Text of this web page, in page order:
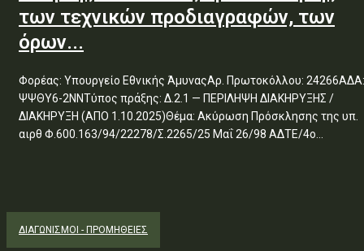
των τεχνικών προδιαγραφών, των
όρων...
Φορέας: Υπουργείο Εθνικής ΆμυναςΑρ. Πρωτοκόλλου: 24266ΑΔΑ:
ΨΨΘΥ6-2ΝΝΤύπος πράξης: Δ.2.1 — ΠΕΡΙΛΗΨΗ ΔΙΑΚΗΡΥΞΗΣ /
ΔΙΑΚΗΡΥΞΗ (ΑΠΟ 1.10.2025)Θέμα: Ακύρωση Πρόσκλησης της υπ.
αιρθ Φ.600.163/94/22278/Σ.2265/25 Μαΐ 26/98 ΑΔΤΕ/4ο...
ΔΙΑΓΩΝΙΣΜΟΊ - ΠΡΟΜΉΘΕΙΕΣ